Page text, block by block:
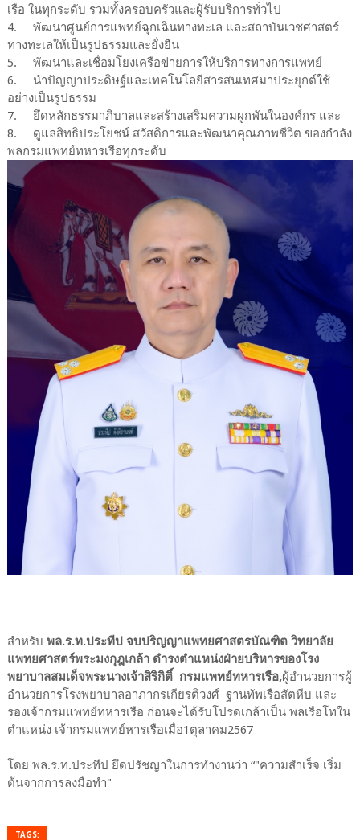
เรือ ในทุกระดับ รวมทั้งครอบครัวและผู้รับบริการทั่วไป
4.
พัฒนาศูนย์การแพทย์ฉุกเฉินทางทะเล และสถาบันเวชศาสตร์
ทางทะเลให้เป็นรูปธรรมและยั่งยืน
5.
พัฒนาและเชื่อมโยงเครือข่ายการให้บริการทางการแพทย์
6.
นำปัญญาประดิษฐ์และเทคโนโลยีสารสนเทศมาประยุกต์ใช้
อย่างเป็นรูปธรรม
7.
ยึดหลักธรรมาภิบาลและสร้างเสริมความผูกพันในองค์กร และ
8.
ดูแลสิทธิประโยชน์ สวัสดิการและพัฒนาคุณภาพชีวิต ของกำลัง
พลกรมแพทย์ทหารเรือทุกระดับ
สำหรับ พล.ร.ท.ประทีป จบปริญญาแพทยศาสตรบัณฑิต วิทยาลัย
แพทยศาสตร์พระมงกุฎเกล้า ดำรงตำแหน่งฝ่ายบริหารของโรง
พยาบาลสมเด็จพระนางเจ้าสิริกิติ์ กรมแพทย์ทหารเรือ,ผู้อำนวยการผู้
อำนวยการโรงพยาบาลอาภากรเกียรติวงศ์ ฐานทัพเรือสัตหีบ และ
รองเจ้ากรมแพทย์ทหารเรือ ก่อนจะได้รับโปรดเกล้าเป็น พลเรือโทใน
ตำแหน่ง เจ้ากรมแพทย์หารเรือเมื่อ1ตุลาคม2567
โดย พล.ร.ท.ประทีป ยึดปรัชญาในการทำงานว่า “"ความสำเร็จ เริ่ม
ต้นจากการลงมือทำ"
TAGS: